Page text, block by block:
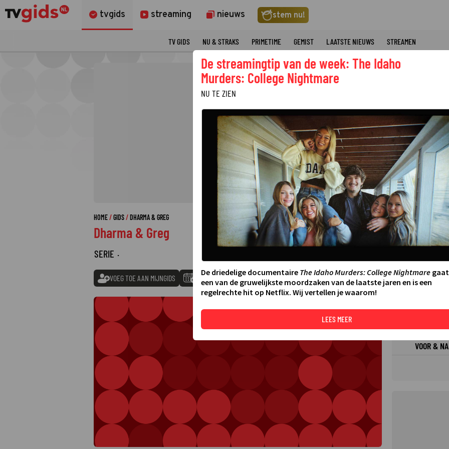
tvgids streaming nieuws stem nu!
TV GIDS NU & STRAKS PRIMETIME GEMIST LAATSTE NIEUWS STREAMEN
HOME GIDS DHARMA & GREG
Dharma & Greg
SERIE ·
VOEG TOE AAN MIJNGIDS TOEVOEGEN AAN AGENDA DELEN
FILMS
DE
VOOR &
De streamingtip van de week: The Idaho
Murders: College Nightmare
NU TE ZIEN
De driedelige documentaire The Idaho Murders: College Nightmaregaat
een van de gruwelijkste moordzaken van de laatste jaren en is een
regelrechte hit op Netflix. Wij vertellen je waarom!
LEES MEER